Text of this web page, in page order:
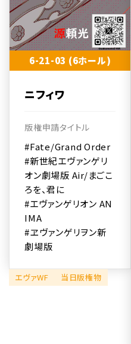
6-21-03 (6ホール)
ニフィワ
版権申請タイトル
#Fate/Grand Order
#新世紀エヴァンゲリ
オン劇場版 Air/まごこ
ろを、君に
#エヴァンゲリオン AN
IMA
#ヱヴァンゲリヲン新
劇場版
エヴァWF 当日版権物